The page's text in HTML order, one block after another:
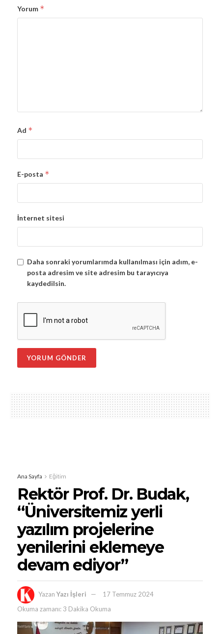
Yorum *
Ad *
E-posta *
İnternet sitesi
Daha sonraki yorumlarımda kullanılması için adım, e-
posta adresim ve site adresim bu tarayıcıya
kaydedilsin.
Ana Sayfa Eğitim
Rektör Prof. Dr. Budak,
“Üniversitemiz yerli
yazılım projelerine
yenilerini eklemeye
devam ediyor”
Yazan Yazı İşleri
17 Temmuz 2024
Okuma zamanı: 3 Dakika Okuma